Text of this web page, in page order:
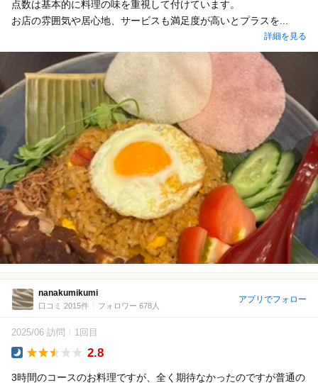
点数は基本的に料理の味を重視して付けています。
お店の雰囲気や居心地、サービスも満足度が高いとプラスを...
詳細を見る
nanakumikumi
口コミ 2015件 フォロワー 678人
アプリでフォロー
2025/06 訪問 1回目
2.8
3時間のコースのお料理ですが、全く期待なかったのですが普通の